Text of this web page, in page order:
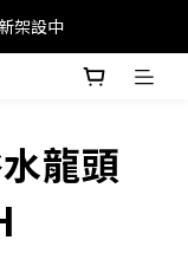
架設中
龍頭